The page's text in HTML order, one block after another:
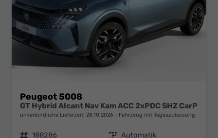
Peugeot 5008
GT Hybrid Alcant Nav Kam ACC 2xPDC SHZ CarP
unverbindliche Lieferzeit: 28.10.2026 Fahrzeug mit Tageszulassung
Fahrzeugnr. 188286 Getriebe Automatik